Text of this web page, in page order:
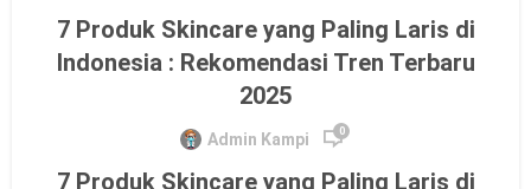
7 Produk Skincare yang Paling Laris di
Indonesia : Rekomendasi Tren Terbaru
2025
Admin Kampi 0
7 Produk Skincare yang Paling Laris di